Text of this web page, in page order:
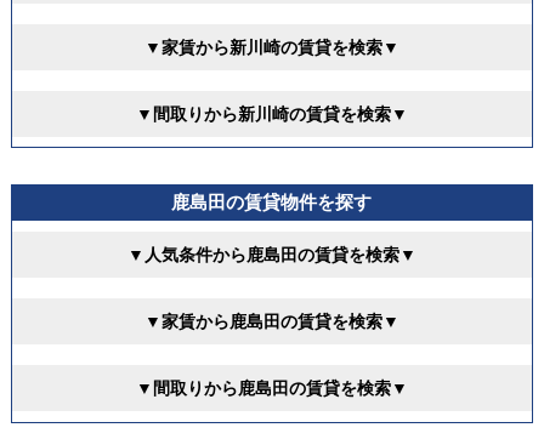
▼家賃から新川崎の賃貸を検索▼
▼間取りから新川崎の賃貸を検索▼
鹿島田の賃貸物件を探す
▼人気条件から鹿島田の賃貸を検索▼
▼家賃から鹿島田の賃貸を検索▼
▼間取りから鹿島田の賃貸を検索▼